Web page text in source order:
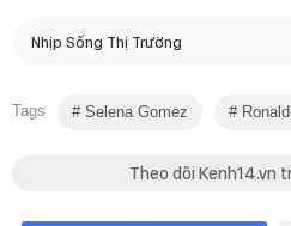
Nhịp Sống Thị Trường
Tags Selena Gomez
Theo dõi Kenh14.vn